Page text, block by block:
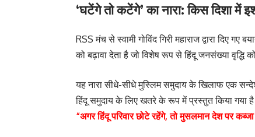
‘घटेंगे तो कटेंगे’ का नारा: किस दिशा में
RSS मंच से स्वामी गोविंद गिरी महाराज द्वारा दिए
को बढ़ावा देता है जो विशेष रूप से हिंदू जनसंख्या वृद्धि
यह नारा सीधे-सीधे मुस्लिम समुदाय के खिलाफ एक
हिंदू समुदाय के लिए खतरे के रूप में प्रस्तुत किया
“अगर हिंदू परिवार छोटे रहेंगे, तो मुसलमान देश पर